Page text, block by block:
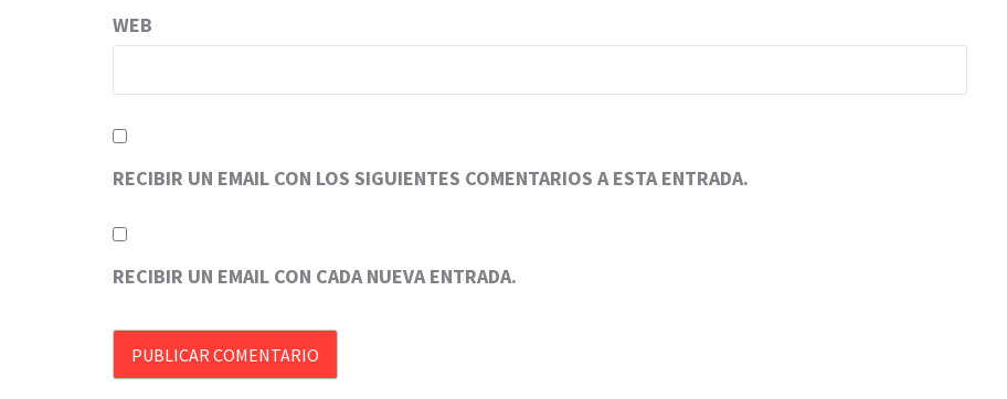
WEB
RECIBIR UN EMAIL CON LOS SIGUIENTES COMENTARIOS A ESTA ENTRADA.
RECIBIR UN EMAIL CON CADA NUEVA ENTRADA.